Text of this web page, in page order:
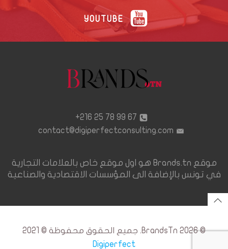
YOUTUBE
67 99 78 25 216+
contact@digiperfectconsulting.com
موقع Brands.tn هو اول موقع خاص بالعلامات التجارية
في تونس بالإضافة الى المؤسسات الاقتصادية والصناعية
© 2026 BrandsTn. جميع الحقوق محفوظة © 2021
Digiperfect